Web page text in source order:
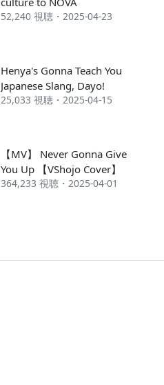
52,240 視聴・2025-04-23
Henya's Gonna Teach You
Japanese Slang, Dayo!
25,033 視聴・2025-04-15
【MV】 Never Gonna Give
You Up 【VShojo Cover】
364,233 視聴・2025-04-01